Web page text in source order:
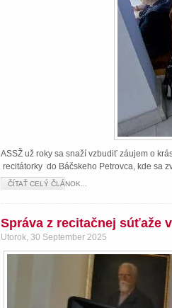
ASSŽ už roky sa snaží vzbudiť záujem o
recitátorky do Báčskeho Petrovca, kde sa
ČÍTAŤ CELÝ ČLÁNOK...
Správa z recitačnej súťaže
Utorok, 30 September 2025